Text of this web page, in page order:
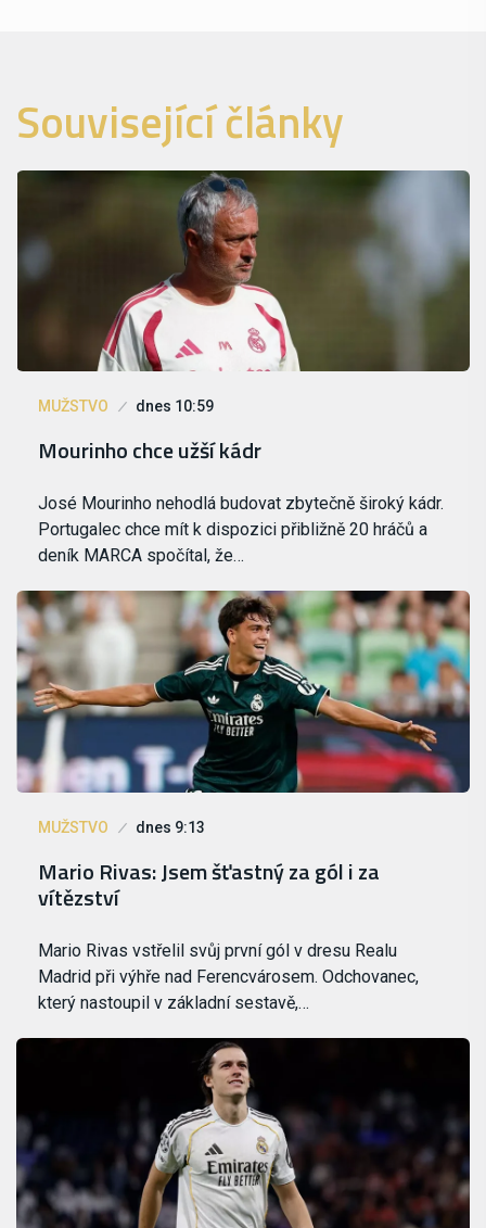
Související články
MUŽSTVO dnes 10:59
Mourinho chce užší kádr
José Mourinho nehodlá budovat zbytečně široký kádr.
Portugalec chce mít k dispozici přibližně 20 hráčů a
deník MARCA spočítal, že…
MUŽSTVO dnes 9:13
Mario Rivas: Jsem šťastný za gól i za
vítězství
Mario Rivas vstřelil svůj první gól v dresu Realu
Madrid při výhře nad Ferencvárosem. Odchovanec,
který nastoupil v základní sestavě,…